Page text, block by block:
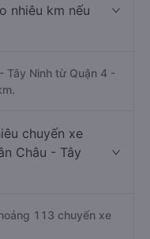
nhiêu km nếu
Tây Ninh từ Quận 4 -
chuyến xe
Châu - Tây
113 chuyến xe